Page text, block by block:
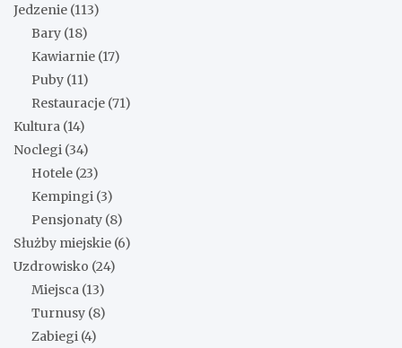
Jedzenie (113)
Bary (18)
Kawiarnie (17)
Puby (11)
Restauracje (71)
Kultura (14)
Noclegi (34)
Hotele (23)
Kempingi (3)
Pensjonaty (8)
Służby miejskie (6)
Uzdrowisko (24)
Miejsca (13)
Turnusy (8)
Zabiegi (4)